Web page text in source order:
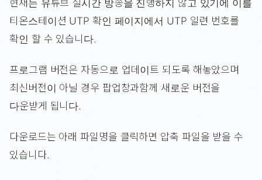
티온스테이션 UTP 확인 페이지에서 UTP 일련 번호를
확인 할 수 있습니다.
프로그램 버전은 자동으로 업데이트 되도록 해놓았으며
최신버전이 아닐 경우 팝업창과함께 새로운 버전을
다운받게 됩니다.
다운로드는 아래 파일명을 클릭하면 압축 파일을 받을 수
있습니다.